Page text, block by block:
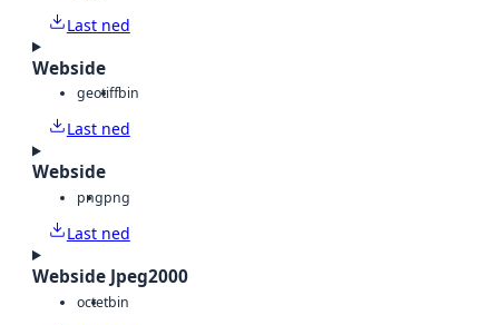
Last ned
Webside
geotiffbin
Last ned
Webside
pngpng
Last ned
Webside Jpeg2000
octetbin